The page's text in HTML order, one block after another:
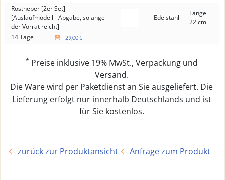
Rostheber [2er Set] -
[Auslaufmodell - Abgabe, solange
der Vorrat reicht]
Edelstahl
Länge
22 cm
14 Tage
29,00 €
* Preise inklusive 19% MwSt., Verpackung und
Versand.
Die Ware wird per Paketdienst an Sie ausgeliefert. Die
Lieferung erfolgt nur innerhalb Deutschlands und ist
für Sie kostenlos.
zurück zur Produktansicht Anfrage zum Produkt